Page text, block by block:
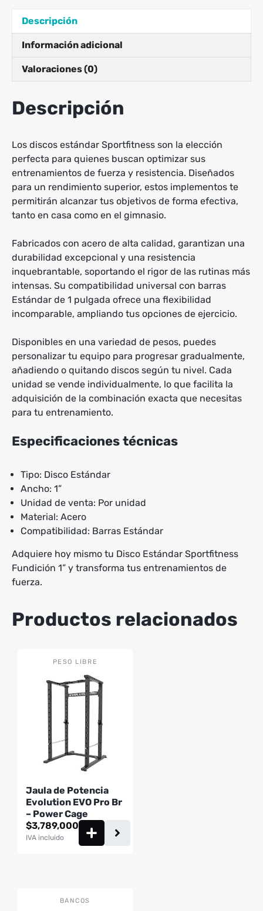
Descripción
Información adicional
Valoraciones (0)
Descripción
Los discos estándar Sportfitness son la elección
perfecta para quienes buscan optimizar sus
entrenamientos de fuerza y resistencia. Diseñados
para un rendimiento superior, estos implementos te
permitirán alcanzar tus objetivos de forma efectiva,
tanto en casa como en el gimnasio.
Fabricados con acero de alta calidad, garantizan una
durabilidad excepcional y una resistencia
inquebrantable, soportando el rigor de las rutinas más
intensas. Su compatibilidad universal con barras
Estándar de 1 pulgada ofrece una flexibilidad
incomparable, ampliando tus opciones de ejercicio.
Disponibles en una variedad de pesos, puedes
personalizar tu equipo para progresar gradualmente,
añadiendo o quitando discos según tu nivel. Cada
unidad se vende individualmente, lo que facilita la
adquisición de la combinación exacta que necesitas
para tu entrenamiento.
Especificaciones técnicas
Tipo: Disco Estándar
Ancho: 1”
Unidad de venta: Por unidad
Material: Acero
Compatibilidad: Barras Estándar
Adquiere hoy mismo tu Disco Estándar Sportfitness
Fundición 1” y transforma tus entrenamientos de
fuerza.
Productos relacionados
PESO LIBRE
Jaula de Potencia
Evolution EVO Pro Br
– Power Cage
$3,789,000
IVA incluido
BANCOS